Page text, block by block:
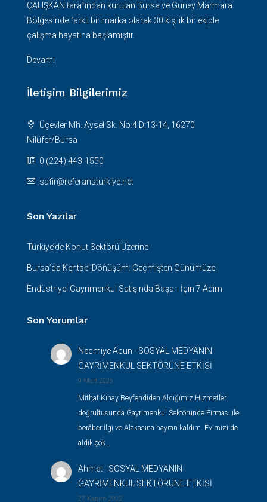
ÇALIŞKAN tarafından kurulan Bursa ve Güney Marmara
Bölgesinde farklı bir marka olarak 30 kişilik bir ekiple
çalışma hayatına başlamıştır.
Devamı
İletişim Bilgilerimiz
Üçevler Mh. Aysel Sk. No:4 D:13-14, 16270
Nilüfer/Bursa
0 (224) 443-1550
safir@referansturkiye.net
Son Yazılar
Türkiye’de Konut Sektörü Üzerine
Bursa’da Kentsel Dönüşüm: Geçmişten Günümüze
Endüstriyel Gayrimenkul Satışında Başarı İçin 7 Adım
Son Yorumlar
Necmiye Acun - SOSYAL MEDYANIN
GAYRİMENKUL SEKTÖRÜNE ETKİSİ
9 Mart 2026
Mithat Kınay Beyfendiden Aldığımız Hizmetler
doğrultusunda Gayrimenkul Sektöründe Firması ile
berâber İlgi ve Alakasına hayran kaldım. Evimizi de
aldık çok…
Ahmet- SOSYAL MEDYANIN
GAYRİMENKUL SEKTÖRÜNE ETKİSİ
27 Kasım 2022